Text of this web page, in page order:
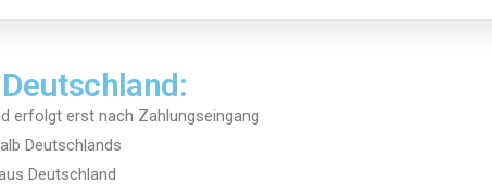
erfolgt erst nach Zahlungseingang
Deutschlands
Deutschland